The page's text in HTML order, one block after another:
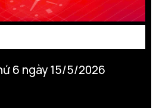
6 ngày 15/5/2026